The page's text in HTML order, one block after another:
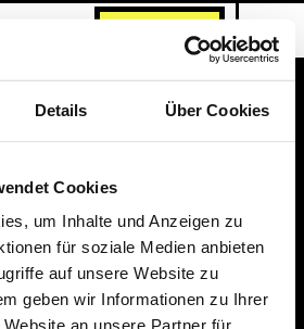
Details Über Cookies
Cookies
um Inhalte und Anzeigen zu
für soziale Medien anbieten
auf unsere Website zu
geben wir Informationen zu Ihrer
an unsere Partner für